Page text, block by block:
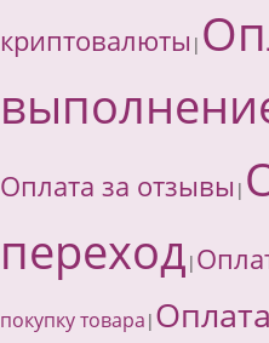
криптовалюты |
Оплата за отзывы |
переход |
покупку товара |